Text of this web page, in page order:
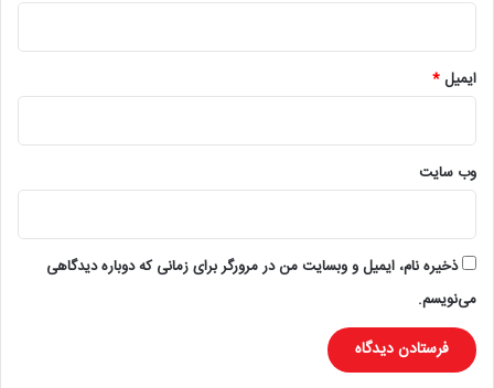
ایمیل*
وب‌ سایت
ذخیره نام، ایمیل و وبسایت من در مرورگر برای زمانی که دوباره دیدگاهی
می‌نویسم.